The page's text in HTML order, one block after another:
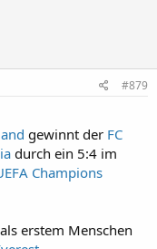
#879
gewinnt der FC
durch ein 5:4 im
Champions
erstem Menschen